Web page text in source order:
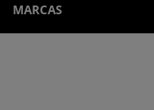
MARCAS